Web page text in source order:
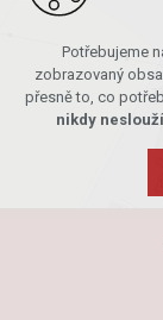
Potřebujeme
zobrazovaný
přesně to, co
nikdy